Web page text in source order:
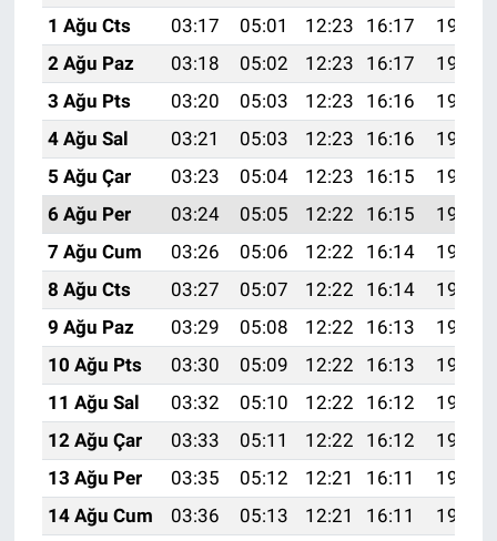
1 Ağu Cts
03:17 05:01 12:23 16:17
19:35
2 Ağu Paz
03:18 05:02 12:23 16:17
19:34
3 Ağu Pts
03:20 05:03 12:23 16:16
19:33
4 Ağu Sal
03:21 05:03 12:23 16:16
19:32
5 Ağu Çar
03:23 05:04 12:23 16:15
19:31
6 Ağu Per
03:24 05:05 12:22 16:15
19:30
7 Ağu Cum
03:26 05:06 12:22 16:14
19:28
8 Ağu Cts
03:27 05:07 12:22 16:14
19:27
9 Ağu Paz
03:29 05:08 12:22 16:13
19:26
10 Ağu Pts
03:30 05:09 12:22 16:13
19:25
11 Ağu Sal
03:32 05:10 12:22 16:12
19:23
12 Ağu Çar
03:33 05:11 12:22 16:12
19:22
13 Ağu Per
03:35 05:12 12:21 16:11
19:21
14 Ağu Cum
03:36 05:13 12:21 16:11
19:19